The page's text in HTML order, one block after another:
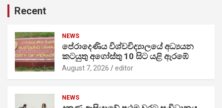
Recent
NEWS
පේරාදෙණිය විශ්වවිද්‍යාලයේ අධ්‍යයන
කටයුතු අගෝස්තු 10 සිට යළි ඇරඹේ
August 7, 2026 editor
NEWS